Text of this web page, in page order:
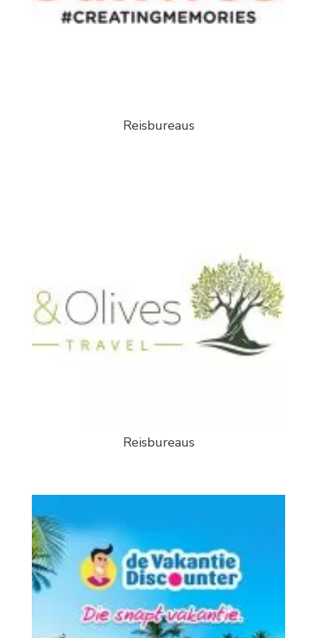
Reisbureaus
Reisbureaus